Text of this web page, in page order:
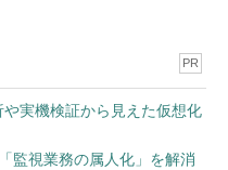
PR
実機検証から見えた仮想化
監視業務の属人化」を解消